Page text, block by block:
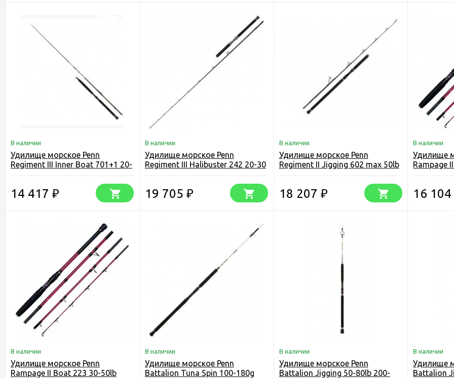
В наличии
Удилище морское Penn
Regiment III Inner Boat 701+1 20-
14 417 ₽
В наличии
Удилище морское Penn
Regiment III Halibuster 242 20-30
19 705 ₽
В наличии
Удилище морское Penn
Regiment II Jigging 602 max 50lb
18 207 ₽
В наличии
Удилище
Rampage
16
В наличии
Удилище морское Penn
Rampage II Boat 223 30-50lb
В наличии
Удилище морское Penn
Battalion Tuna Spin 100-180g
В наличии
Удилище морское Penn
Battalion Jigging 50-80lb 200-
В наличии
Удилище
Battalion